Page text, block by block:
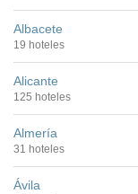
Albacete
19 hoteles
Alicante
125 hoteles
Almería
31 hoteles
Ávila